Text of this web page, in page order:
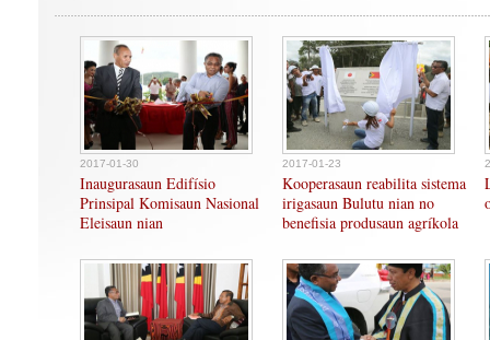
2017-01-30
Inaugurasaun Edifísio
Prinsipal Komisaun Nasional
Eleisaun nian
2017-01-23
Kooperasaun reabilita sistema
irigasaun Bulutu nian no
benefisia produsaun agríkola